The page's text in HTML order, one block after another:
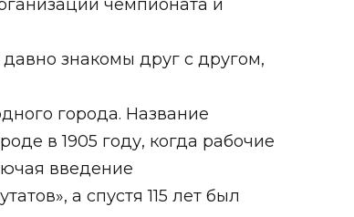
чемпионата и
знакомы друг с другом,
города. Название
в 1905 году, когда рабочие
введение
а спустя 115 лет был